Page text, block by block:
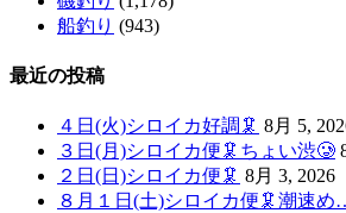
船釣り (943)
最近の投稿
４日(火)シロイカ好調🦑 8月 5,
３日(月)シロイカ便🦑ちょい渋🥲
２日(日)シロイカ便🦑 8月 3, 2026
８月１日(土)シロイカ便🦑潮速め